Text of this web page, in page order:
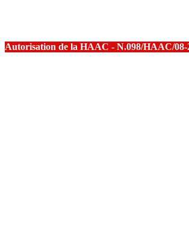
Autorisation de la HAAC - N.098/HAAC/08-